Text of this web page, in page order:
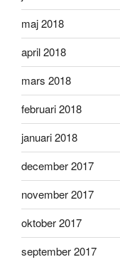
maj 2018
april 2018
mars 2018
februari 2018
januari 2018
december 2017
november 2017
oktober 2017
september 2017